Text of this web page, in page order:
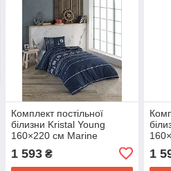
Комплект постільної
білизни Kristal Young
160×220 см Marine
1 593₴ 1